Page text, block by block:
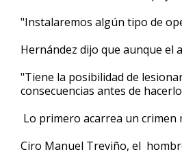
"Instalaremos algún tipo de
Hernández dijo que aunque el
"Tiene la posibilidad de
consecuencias antes de
Lo primero acarrea un crimen
Ciro Manuel Treviño, el